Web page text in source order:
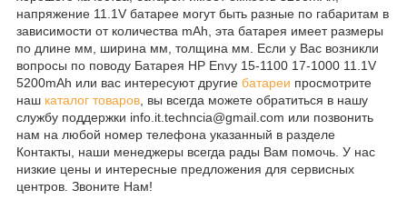
напряжение 11.1V батарее могут быть разные по габаритам в
зависимости от количества mAh, эта батарея имеет размеры
по длине мм, ширина мм, толщина мм. Если у Вас возникли
вопросы по поводу Батарея HP Envy 15-1100 17-1000 11.1V
5200mAh или вас интересуют другие батареи просмотрите
наш каталог товаров , вы всегда можете обратиться в нашу
службу поддержки info.it.techncia@gmail.com или позвонить
нам на любой номер телефона указанный в разделе
Контакты, наши менеджеры всегда рады Вам помочь. У нас
низкие цены и интересные предложения для сервисных
центров. Звоните Нам!